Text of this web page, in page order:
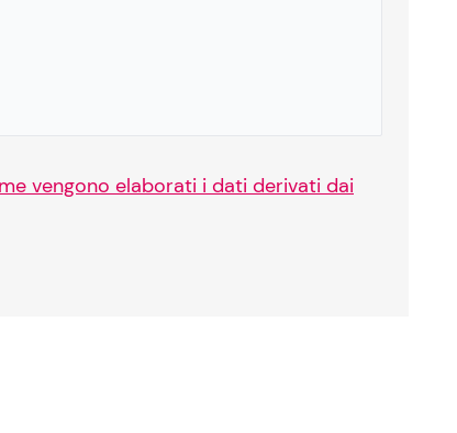
vengono elaborati i dati derivati dai